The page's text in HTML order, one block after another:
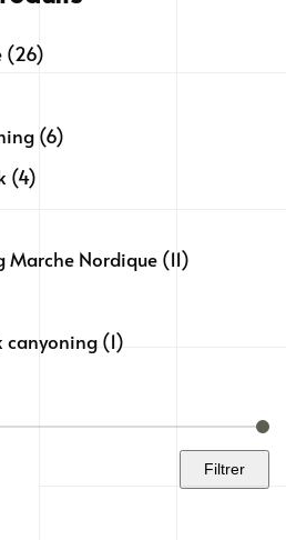
(26)
(6)
(4)
Marche Nordique (11)
canyoning (1)
Filtrer